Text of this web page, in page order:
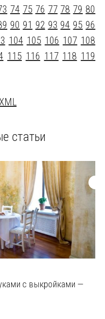
74 75 76 77 78 79 80
90 91 92 93 94 95 96
104 105 106 107 108
115 116 117 118 119
статьи
с выкройками —